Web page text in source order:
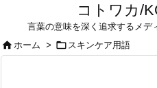
コトワカ/
言葉の意味を深く追求するメデ
ホーム >  スキンケア用語